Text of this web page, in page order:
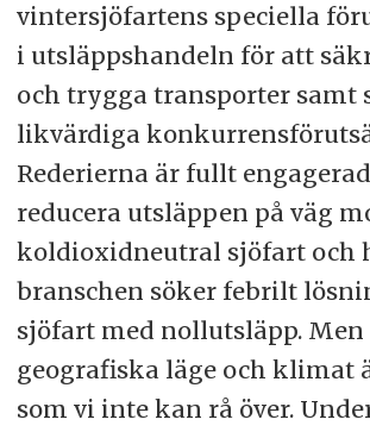
vintersjöfartens speciella
i utsläppshandeln för att
och trygga transporter samt
likvärdiga
Rederierna är fullt
reducera utsläppen på väg
koldioxidneutral sjöfart och
branschen söker febrilt
sjöfart med nollutsläpp.
geografiska läge och klimat
som vi inte kan rå över.